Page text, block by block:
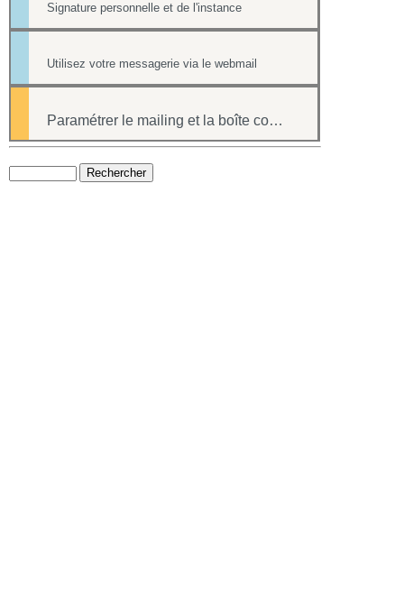
Signature personnelle et de l'instance
Utilisez votre messagerie via le webmail
Paramétrer le mailing et la boîte contact